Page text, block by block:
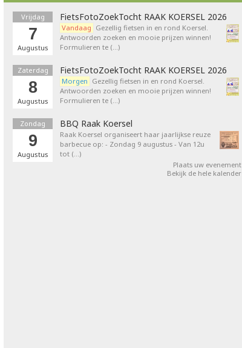
Vrijdag
7
Augustus
FietsFotoZoekTocht RAAK KOERSEL 2026
Vandaag Gezellig fietsen in en rond Koersel.
Antwoorden zoeken en mooie prijzen winnen!
Formulieren te (…)
Zaterdag
8
Augustus
FietsFotoZoekTocht RAAK KOERSEL 2026
Morgen Gezellig fietsen in en rond Koersel.
Antwoorden zoeken en mooie prijzen winnen!
Formulieren te (…)
Zondag
9
Augustus
BBQ Raak Koersel
Raak Koersel organiseert haar jaarlijkse reuze
barbecue op: - Zondag 9 augustus - Van 12u
tot (…)
Plaats uw evenement
Bekijk de hele kalender